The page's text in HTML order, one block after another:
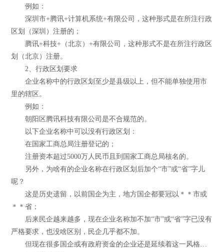
例如：
深圳市+腾讯+计算机系统+有限公司，这种形式是在所注行政
区划（深圳）注册的；
腾讯+科技+（北京）+有限公司，这种形式不是在所注行政区
划（北京）注册。
2、行政区划要求
企业名称中的行政区划至少是县级以上，但不能单独使用市
里的辖区。
例如：
朝阳区腾讯科技有限公司是不合规范的。
以下企业名称中可以没有行政区划：
在国家工商总局注册登记的；
注册资本超过5000万人民币且到国家工商总局核名的。
另外，为啥有的企业名称在行政区划后加个“市”或“省”字儿
呢？
这是历史遗留，以前国企为主，地方国企都要冠以＊＊市或
＊＊省；
后来民企越来越多，现在企业名称加不加“市”或“省”字已没有
严格要求，也没啥区别，民企几乎都不加。
但现在很多国企或有政府资金的企业还是延续着这一风格…